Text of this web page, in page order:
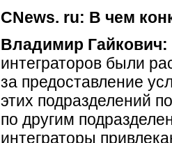
CNews. ru: В чем
Владимир Гайкович:
интеграторов были
за предоставление
этих подразделений
по другим
интеграторы